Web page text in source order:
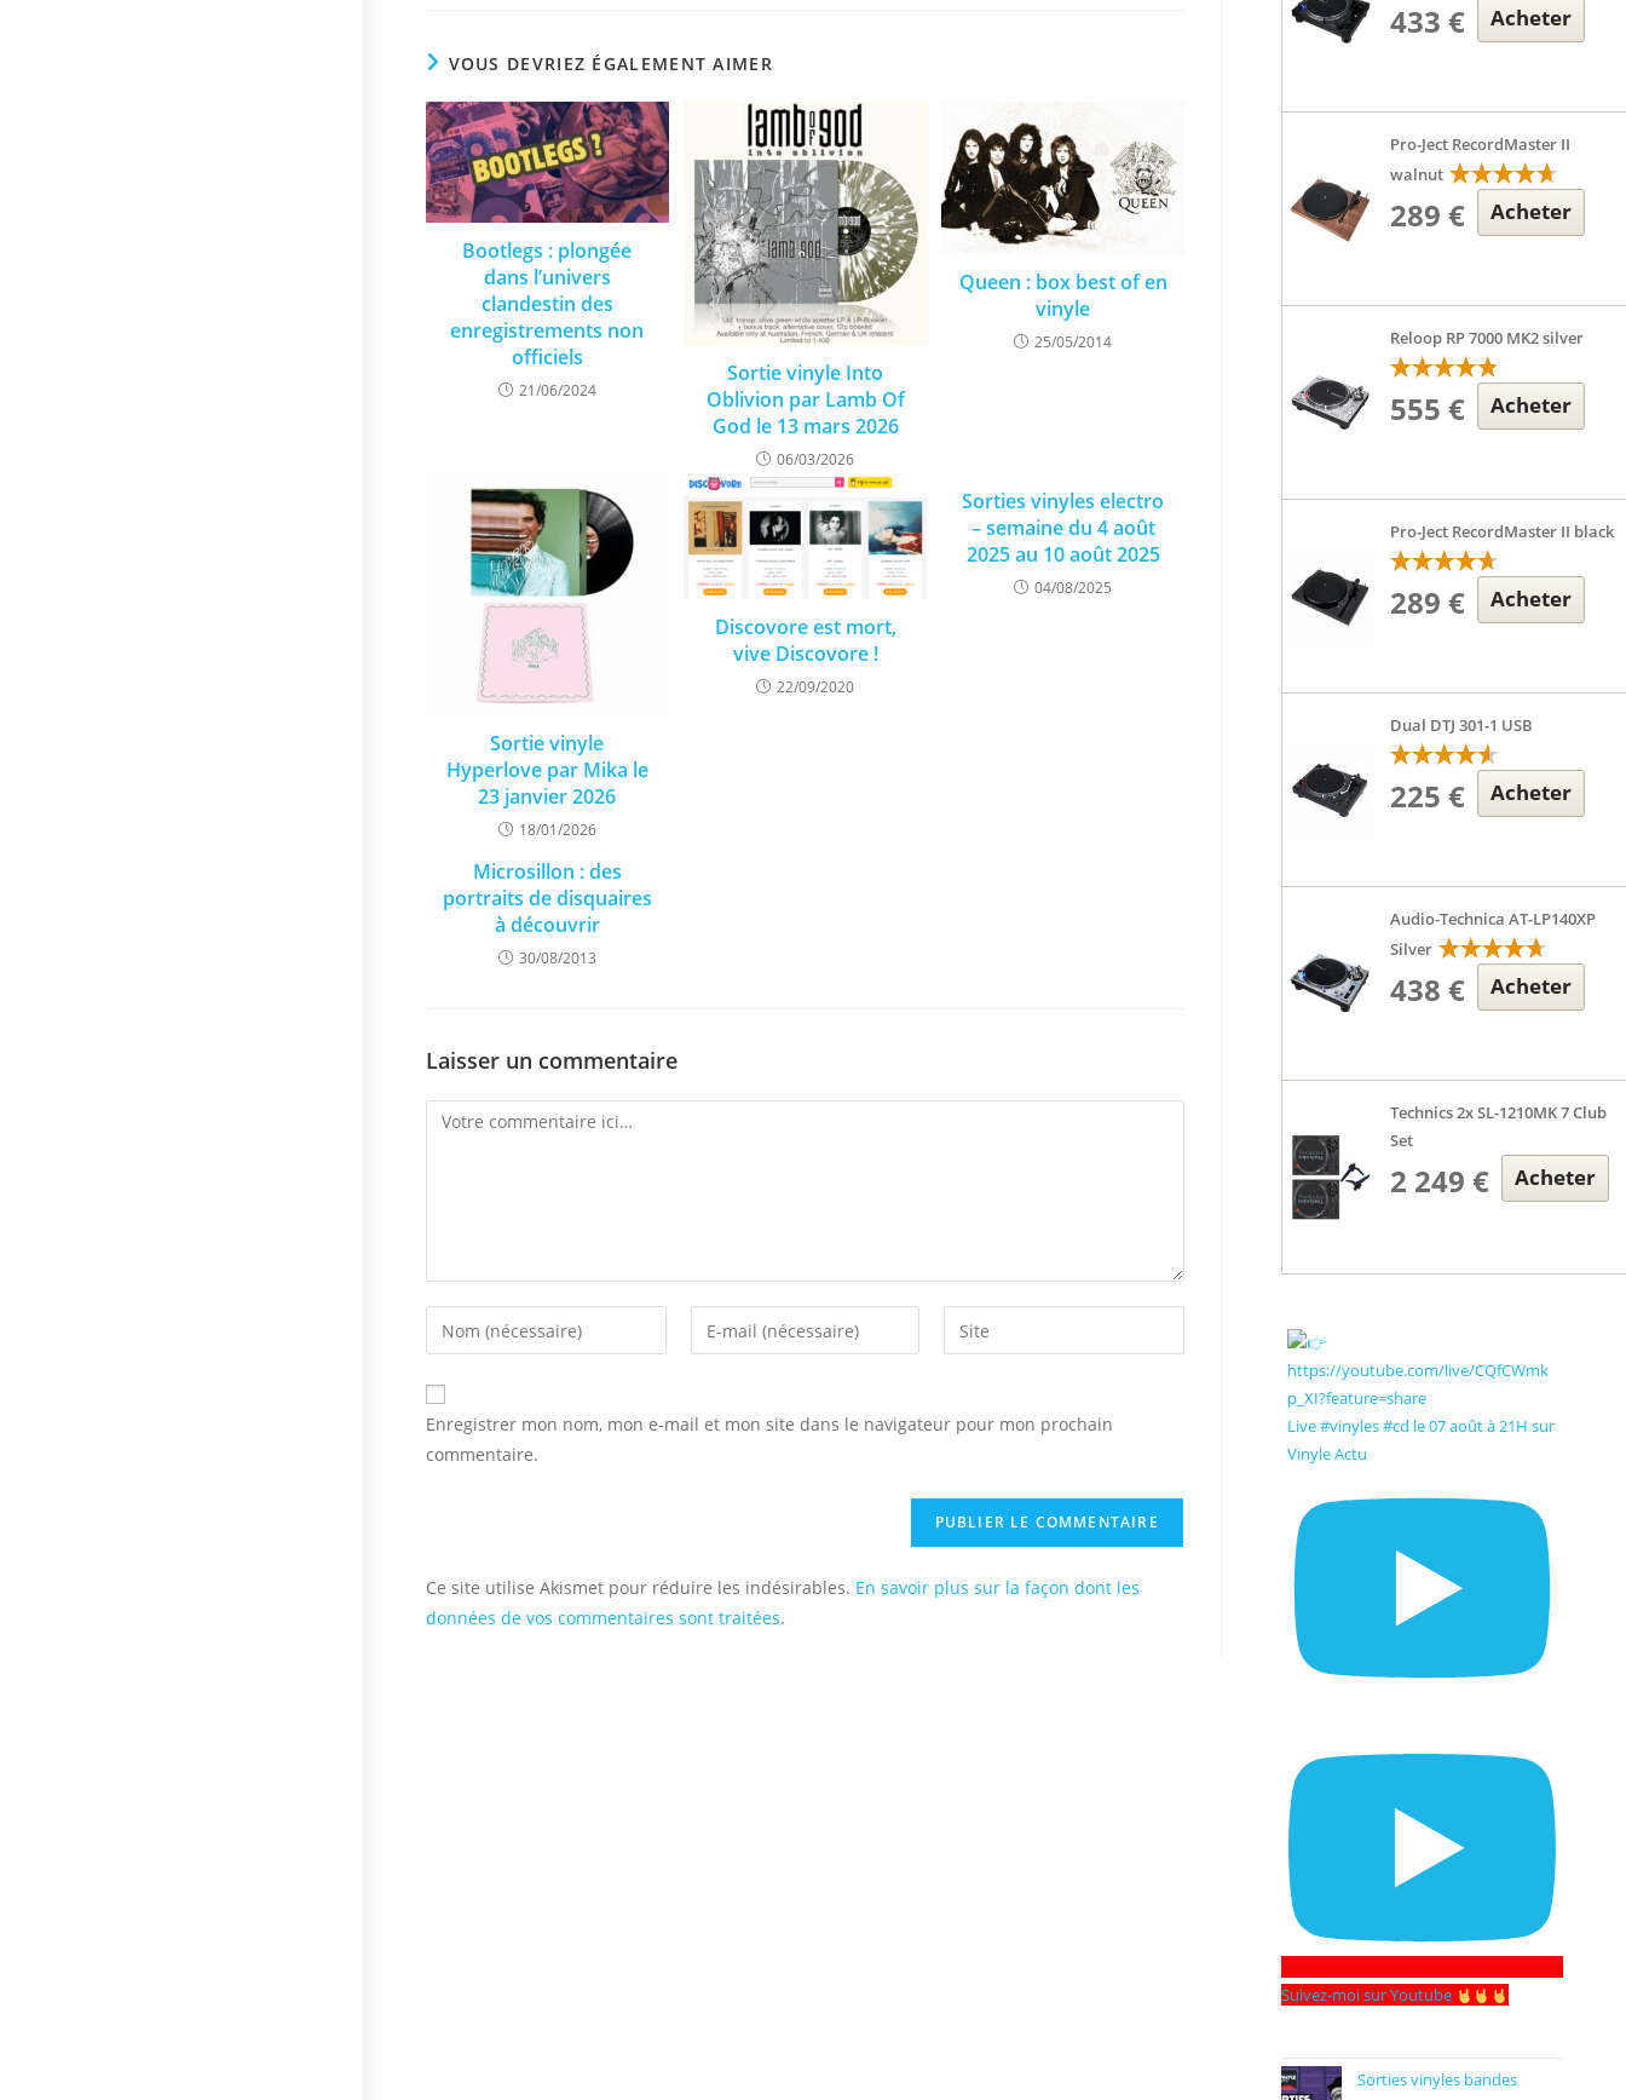
VOUS DEVRIEZ ÉGALEMENT AIMER
Bootlegs : plongée
dans l’univers
clandestin des
enregistrements non
officiels
21/06/2024
Sortie vinyle Into
Oblivion par Lamb Of
God le 13 mars 2026
06/03/2026
Queen : box best of en
vinyle
25/05/2014
Sortie vinyle
Hyperlove par Mika le
23 janvier 2026
18/01/2026
Discovore est mort,
vive Discovore !
22/09/2020
Sorties vinyles electro
– semaine du 4 août
2025 au 10 août 2025
04/08/2025
Microsillon : des
portraits de disquaires
à découvrir
30/08/2013
Laisser un commentaire
Comment
Enter
your
name
or
username
Enter
your
Saisir
l’URL
site
Enregistrer mon nom, mon e-mail et mon site dans le navigateur pour mon prochain
commentaire.
Ce site utilise Akismet pour réduire les indésirables. En savoir plus sur la façon dont les
données de vos commentaires sont traitées.
433 € Acheter
Pro-Ject RecordMaster II
walnut
289 € Acheter
Reloop RP 7000 MK2 silver
555 € Acheter
Pro-Ject RecordMaster II black
289 € Acheter
Dual DTJ 301-1 USB
225 € Acheter
Audio-Technica AT-LP140XP
Silver
438 € Acheter
Technics 2x SL-1210MK 7 Club
Set
2 249 € Acheter
Live #vinyles #cd le 07 août à 21H sur
Vinyle Actu
Suivez-moi sur Youtube
Sorties vinyles bandes